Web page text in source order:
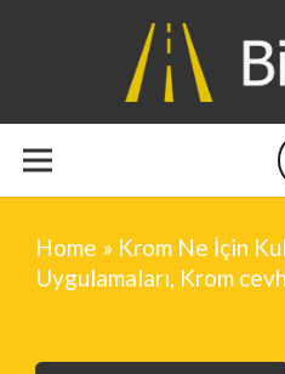
Home » Krom Ne İçin
Uygulamaları, Krom